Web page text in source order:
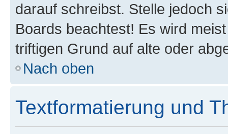
darauf schreibst. Stelle jedoch
Boards beachtest! Es wird
triftigen Grund auf alte oder
Nach oben
Textformatierung und